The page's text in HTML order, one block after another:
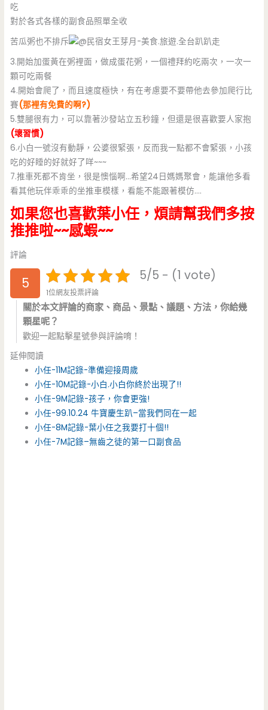
吃
對於各式各樣的副食品照單全收
苦瓜粥也不排斥
3.開始加蛋黃在粥裡面，做成蛋花粥，一個禮拜約吃兩次，一次一
顆可吃兩餐
4.開始會爬了，而且速度極快，有在考慮要不要帶他去參加爬行比
賽(那裡有免費的啊?)
5.雙腿很有力，可以靠著沙發站立五秒鐘，但還是很喜歡要人家抱
(壞習慣)
6.小白一號沒有動靜，公婆很緊張，反而我一點都不會緊張，小孩
吃的好睡的好就好了咩~~~
7.推車死都不肯坐，很是懊惱啊…希望24日媽媽聚會，能讓他多看
看其他玩伴乖乖的坐推車模樣，看能不能跟著模仿….
如果您也喜歡葉小任，煩請幫我們多按
推推啦~~感蝦~~
評論
5 5/5 - (1 vote)
1位網友投票評論
關於本文評論的商家、商品、景點、議題、方法，你給幾
顆星呢？
歡迎一起點擊星號參與評論唷！
延伸閱讀
小任-11M記錄-準備迎接周歲
小任-10M記錄-小白.小白你終於出現了!!
小任-9M記錄-孩子，你會更強!
小任-99.10.24 牛寶慶生趴–當我們同在一起
小任-8M記錄-葉小任之我要打十個!!
小任-7M記錄–無齒之徒的第一口副食品